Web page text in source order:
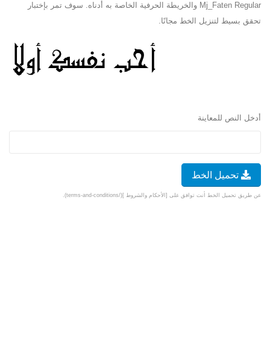
Mj_Faten Regular والخريطة الحرفية الخاصة به أدناه. سوف تمر بإختبار
تحقق بسيط لتنزيل الخط مجانًا.
أدخل النص للمعاينة
تحميل الخط
عن طريق تحميل الخط أنت توافق على [الأحكام والشروط ](/terms-and-conditions).